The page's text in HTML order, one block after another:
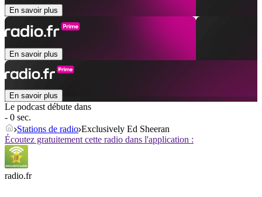
En savoir plus
En savoir plus
En savoir plus
Le podcast débute dans
- 0 sec.
Stations de radio Exclusively Ed Sheeran
Écoutez gratuitement cette radio dans l'application :
radio.fr